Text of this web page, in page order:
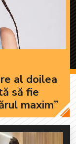
al doilea
să fie
maxim”